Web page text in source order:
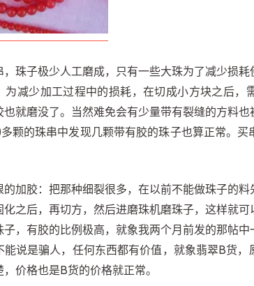
，珠子极少人工磨成，只有一些大珠为了减少损
为减少加工过程中的损耗，在切成小方块之后，
也就磨没了。当然难免会有少量带有裂缝的方料
颗的珠串中发现几颗带有胶的珠子也算正常。
的加胶：把那种细裂很多，在以前不能做珠子的
化之后，再切方，然后进磨珠机磨珠子，这样就
子，有胶的比例极高，就象我两个月前发的那帖
能说是骗人，任何东西都有价值，就象翡翠B货，
价格也是B货的价格就正常。